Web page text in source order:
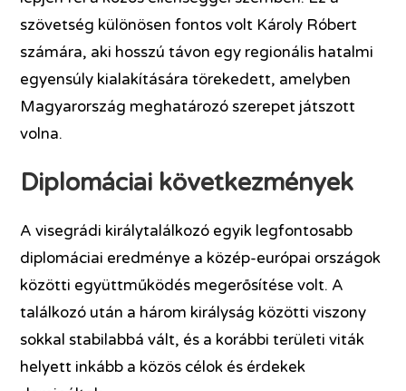
szövetség különösen fontos volt Károly Róbert
számára, aki hosszú távon egy regionális hatalmi
egyensúly kialakítására törekedett, amelyben
Magyarország meghatározó szerepet játszott
volna.
Diplomáciai következmények
A visegrádi királytalálkozó egyik legfontosabb
diplomáciai eredménye a közép-európai országok
közötti együttműködés megerősítése volt. A
találkozó után a három királyság közötti viszony
sokkal stabilabbá vált, és a korábbi területi viták
helyett inkább a közös célok és érdekek